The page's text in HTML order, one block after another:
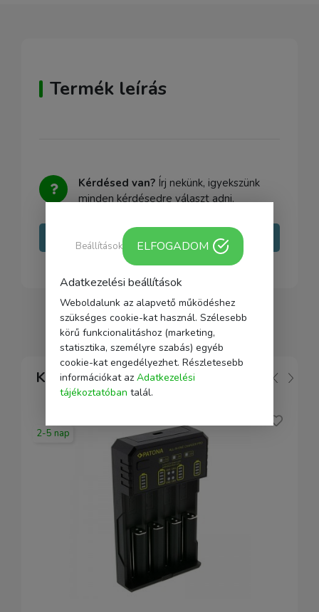
Termék leírás
Kérdésed van? Írj nekünk, igyekszünk
minden kérdésedre választ adni.
Kapcsolódó
2-5 nap
Adatkezelési beállítások
Weboldalunk az alapvető működéshez
szükséges cookie-kat használ. Szélesebb
körű funkcionalitáshoz (marketing,
statisztika, személyre szabás) egyéb
cookie-kat engedélyezhet. Részletesebb
információkat az Adatkezelési
tájékoztatóban talál.
Beállítások ELFOGADOM